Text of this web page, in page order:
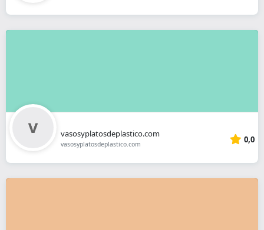
vasosyplatosdeplastico.com
vasosyplatosdeplastico.com 0,0